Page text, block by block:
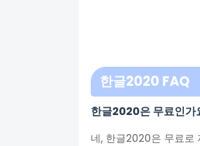
한글2020 FAQ
한글2020은 무료인가
네, 한글2020은 무료로